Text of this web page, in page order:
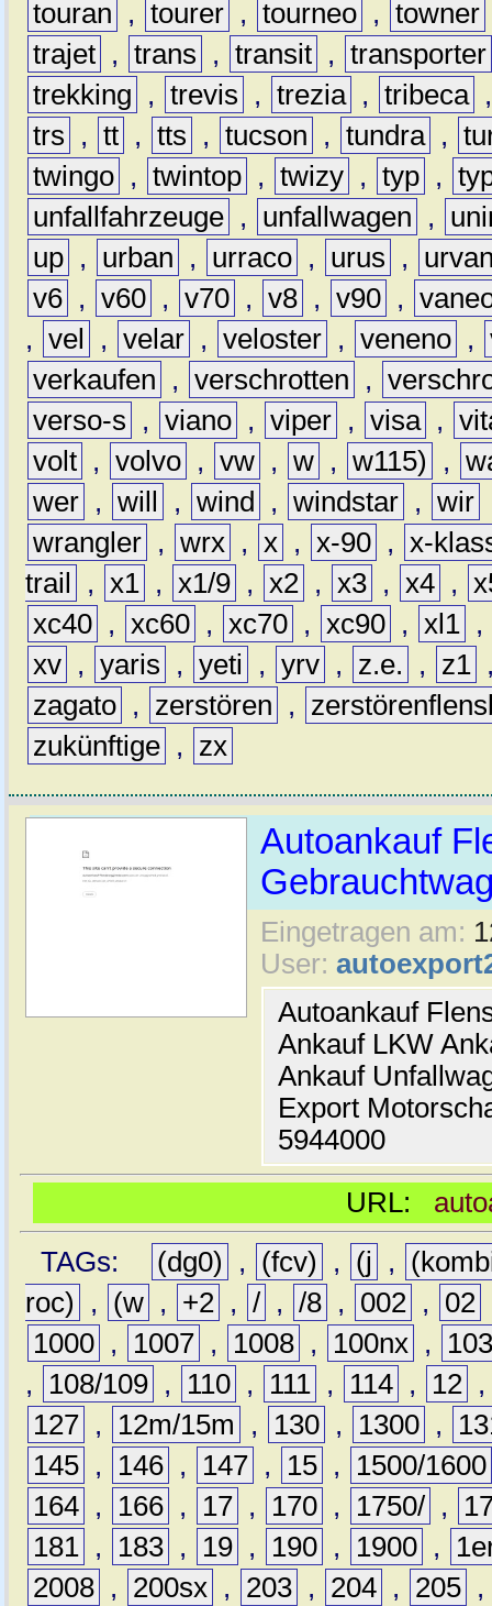
touran , tourer , tourneo , towner
trajet , trans , transit , transporter
trekking
, trevis , trezia , tribeca
trs
, tt , tts , tucson , tundra ,
twingo , twintop , twizy , typ ,
unfallfahrzeuge , unfallwagen ,
up , urban , urraco , urus ,
v6 , v60 , v70 , v8 , v90 ,
, vel , velar , veloster , veneno ,
verkaufen
, verschrotten ,
verso-s
, viano , viper , visa ,
volt , volvo , vw , w , w115) ,
wer , will , wind , windstar , wir
wrangler , wrx , x , x-90 , x-
trail
, x1 , x1/9 , x2 , x3 , x4 ,
xc40 , xc60 , xc70 , xc90 , xl1 ,
xv , yaris , yeti , yrv , z.e. , z1
zagato , zerstören ,
zukünftige , zx
Autoankauf
Eingetragen am:
User:
Autoankauf
Ankauf LKW
Ankauf
Export
5944000
URL:
TAGs:
(dg0) , (fcv) , (j ,
roc)
, (w , +2 , / , /8 , 002 , 02
1000 , 1007 , 1008 , 100nx ,
,
108/109 , 110 , 111 , 114 , 12
127 , 12m/15m , 130 , 1300 ,
145 , 146 , 147 , 15 ,
1500/1600
164 , 166 , 17 , 170 , 1750/ ,
181 , 183 , 19 , 190 , 1900 ,
2008 , 200sx , 203 , 204 , 205 ,